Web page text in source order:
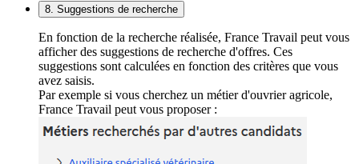
8. Suggestions de recherche
En fonction de la recherche réalisée, France Travail peut vous
afficher des suggestions de recherche d'offres. Ces
suggestions sont calculées en fonction des critères que vous
avez saisis.
Par exemple si vous cherchez un métier d'ouvrier agricole,
France Travail peut vous proposer :